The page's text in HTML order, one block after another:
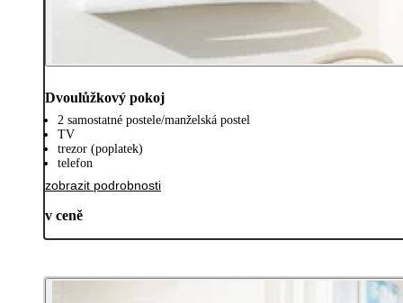
Dvoulůžkový pokoj
2 samostatné postele/manželská postel
TV
trezor (poplatek)
telefon
zobrazit podrobnosti
v ceně